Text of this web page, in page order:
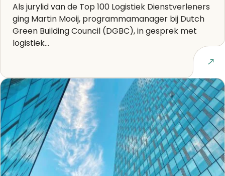
Als jurylid van de Top 100 Logistiek Dienstverleners
ging Martin Mooij, programmamanager bij Dutch
Green Building Council (DGBC), in gesprek met
logistiek...
Lees artikel